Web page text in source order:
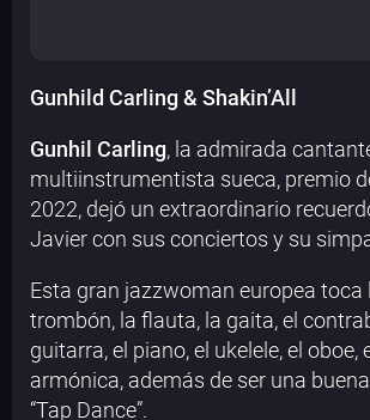
Gunhild Carling & Shakin’All
Gunhil Carling, la admirada
multiinstrumentista sueca, premio
2022, dejó un extraordinario
Javier con sus conciertos y su
Esta gran jazzwoman europea toca
trombón, la flauta, la gaita, el
guitarra, el piano, el ukelele, el oboe,
armónica, además de ser una
“Tap Dance”.